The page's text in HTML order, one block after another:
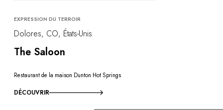
EXPRESSION DU TERROIR
Dolores, CO, États-Unis
The Saloon
Restaurant de la maison Dunton Hot Springs
DÉCOUVRIR